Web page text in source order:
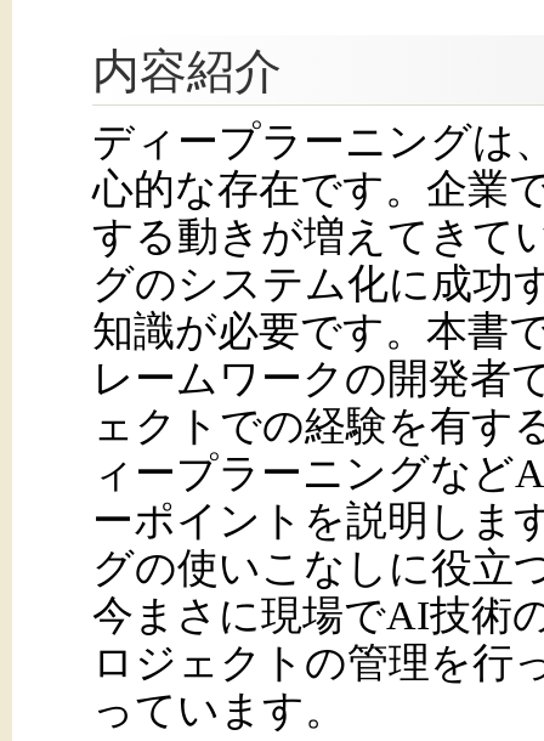
内容紹介
ディープラーニングは
心的な存在です。企業
する動きが増えてきて
グのシステム化に成功
知識が必要です。本書
レームワークの開発者
ェクトでの経験を有す
ィープラーニングなど
ーポイントを説明しま
グの使いこなしに役立
今まさに現場でAI技術
ロジェクトの管理を行
っています。